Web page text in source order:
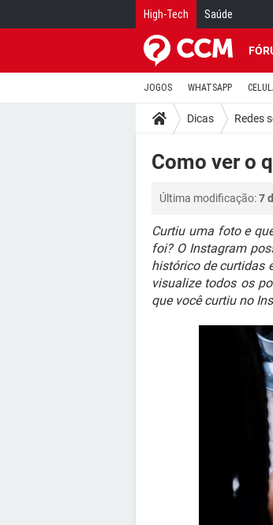
High-Tech Saúde
JOGOS WHATSAPP
Dicas Redes
Como ver o
Última modificação:7
Curtiu uma foto e
foi? O Instagram
histórico de curtidas
visualize todos os
que você curtiu no